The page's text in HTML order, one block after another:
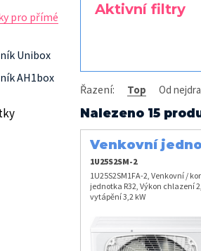
pro přímé
Unibox
AH1box
Aktivní filtry
Řazení: Top Od
Nalezeno 15
Venkovní
kW
1U25S2SM-2
1U25S2SM1FA-2, Venkovní /
jednotka R32, Výkon chlazení
vytápění 3,2 kW